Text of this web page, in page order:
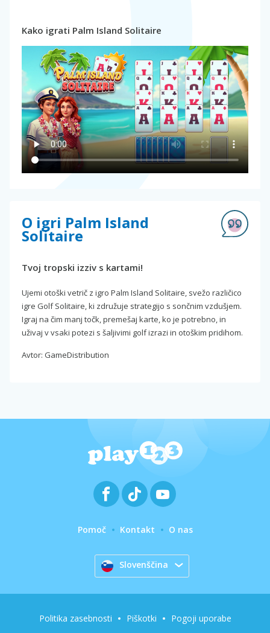
Kako igrati Palm Island Solitaire
O igri Palm Island
Solitaire
Tvoj tropski izziv s kartami!
Ujemi otoški vetrič z igro Palm Island Solitaire, svežo različico
igre Golf Solitaire, ki združuje strategijo s sončnim vzdušjem.
Igraj na čim manj točk, premešaj karte, ko je potrebno, in
uživaj v vsaki potezi s šaljivimi golf izrazi in otoškim pridihom.
Avtor: GameDistribution
Pomoč Kontakt O nas
Slovenščina
Politika zasebnosti Piškotki Pogoji uporabe